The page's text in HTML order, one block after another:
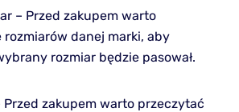
– Przed zakupem warto
danej marki, aby
rozmiar będzie pasował.
Przed zakupem warto przeczytać